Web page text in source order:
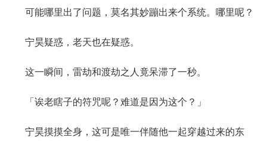
可能哪里出了问题，莫名其妙蹦出来个系统。哪里呢？
宁昊疑惑，老天也在疑惑。
这一瞬间，雷劫和渡劫之人竟呆滞了一秒。
「诶老瞎子的符咒呢？难道是因为这个？」
宁昊摸摸全身，这可是唯一伴随他一起穿越过来的东